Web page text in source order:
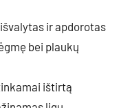
ir apdorotas
bei plaukų
ištirtą